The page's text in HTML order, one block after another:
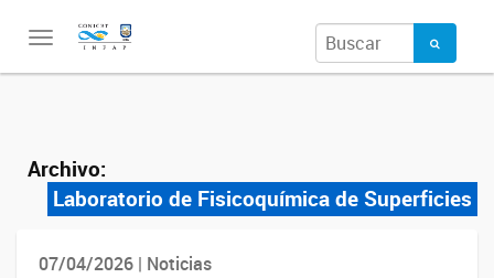
Toggle
Archivo:
Laboratorio de Fisicoquímica de Superficies
07/04/2026 | Noticias